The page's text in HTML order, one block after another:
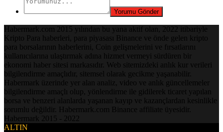
Habermark.com 2015 yılından bu yana aktif olan, 2022 itibariyle
Kripto Para haberleri, para piyasası Binance ve önde gelen kripto
para borsalarının haberlerini, Coin gelişmelerini ve fırsatlarını
kullanıcılarına ulaştırmak adına hizmet vermeyi sürdüren bir
ekonomi haber sitesi markasıdır. Web sitemizdeki anlık kur verileri
bilgilendirme amaçlıdır, sitemsel olarak gecikme yaşanabilir.
Habermark üzerinde yer alan analiz, video ve anlık güncellemeler
bilgilendirme amaçlı olup, yönlendirme ile gidilerek ticaret yapılan
borsa ve benzeri alanlarda yaşanan kayıp ve kazançlardan kesinlikle
sorumlu değildir. Habermark.com Binance affiliate üyesidir.
Habermark 2015 - 2022
ALTIN